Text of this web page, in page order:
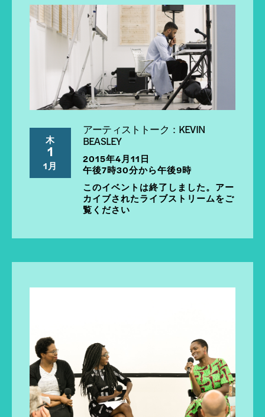
木
1
1月
アーティストトーク：KEVIN
BEASLEY
2015年4月11日
午後7時30分から午後9時
このイベントは終了しました。アー
カイブされたライブストリームをご
覧ください